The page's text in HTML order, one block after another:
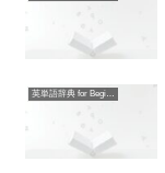
英単語辞典 for Beginners